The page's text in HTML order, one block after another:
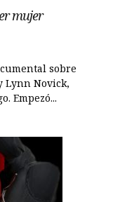
mujer
sobre
Lynn Novick,
Empezó...